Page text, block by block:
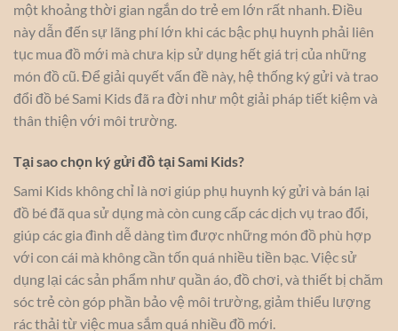
một khoảng thời gian ngắn do trẻ em lớn rất nhanh. Điều
này dẫn đến sự lãng phí lớn khi các bậc phụ huynh phải liên
tục mua đồ mới mà chưa kịp sử dụng hết giá trị của những
món đồ cũ. Để giải quyết vấn đề này, hệ thống ký gửi và trao
đổi đồ bé Sami Kids đã ra đời như một giải pháp tiết kiệm và
thân thiện với môi trường.
Tại sao chọn ký gửi đồ tại Sami Kids?
Sami Kids không chỉ là nơi giúp phụ huynh ký gửi và bán lại
đồ bé đã qua sử dụng mà còn cung cấp các dịch vụ trao đổi,
giúp các gia đình dễ dàng tìm được những món đồ phù hợp
với con cái mà không cần tốn quá nhiều tiền bạc. Việc sử
dụng lại các sản phẩm như quần áo, đồ chơi, và thiết bị chăm
sóc trẻ còn góp phần bảo vệ môi trường, giảm thiểu lượng
rác thải từ việc mua sắm quá nhiều đồ mới.